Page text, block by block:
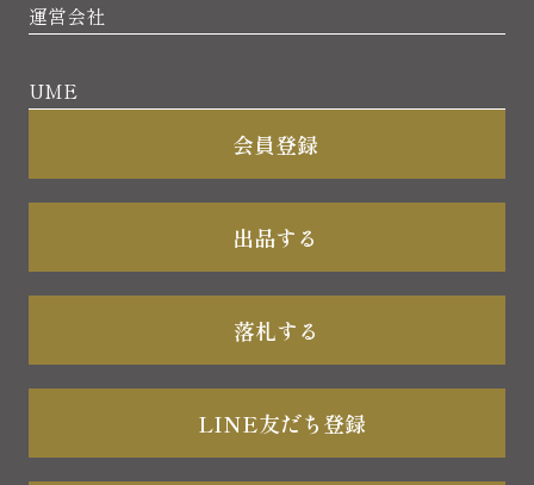
運営会社
UME
会員登録
出品する
落札する
LINE友だち登録